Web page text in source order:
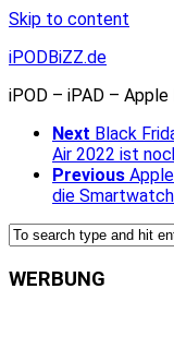
Skip to content
iPODBiZZ.de
iPOD – iPAD –
Next Black
Air 2022 ist
Previous
die
WERBUNG